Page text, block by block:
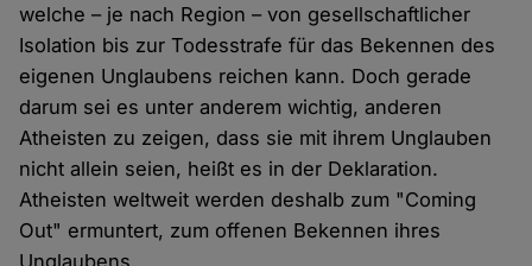
welche – je nach Region – von gesellschaftlicher
Isolation bis zur Todesstrafe für das Bekennen des
eigenen Unglaubens reichen kann. Doch gerade
darum sei es unter anderem wichtig, anderen
Atheisten zu zeigen, dass sie mit ihrem Unglauben
nicht allein seien, heißt es in der Deklaration.
Atheisten weltweit werden deshalb zum "Coming
Out" ermuntert, zum offenen Bekennen ihres